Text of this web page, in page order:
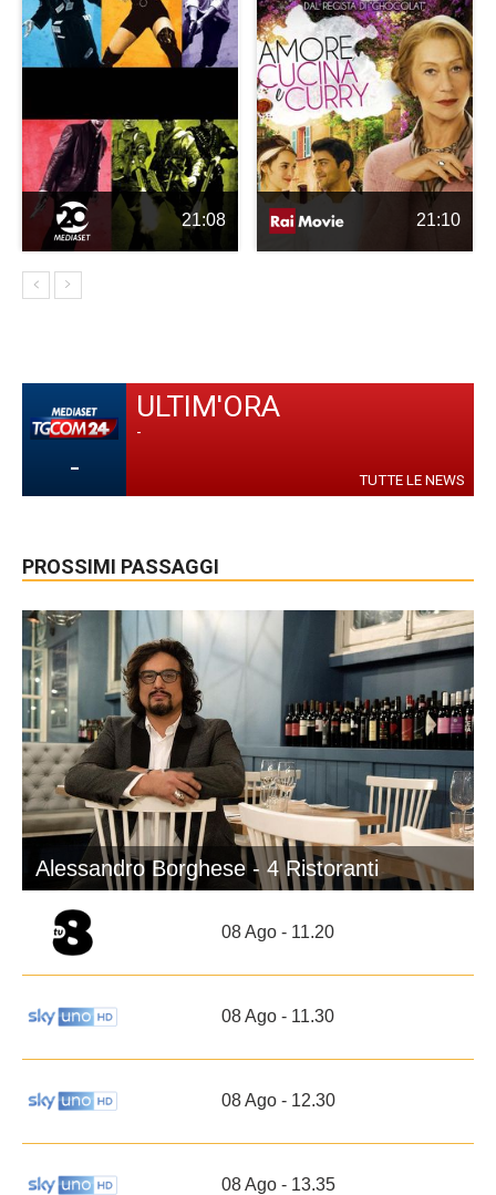
21:08 21:10
-
ULTIM'ORA
-
TUTTE LE NEWS
PROSSIMI PASSAGGI
Alessandro Borghese - 4 Ristoranti
08 Ago - 11.20
08 Ago - 11.30
08 Ago - 12.30
08 Ago - 13.35